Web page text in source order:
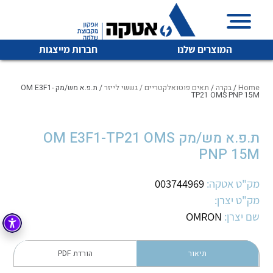
המוצרים שלנו חברות מייצגות
איכות | שרות | זמינות
אטקה בע”מ היא החברה הגדולה והמובילה בישראל בשיווק
מיתוג, בקרה , ואינסטלציה חשמלית ופעילה ב7 תחומים:
חשמל
קופסאות וארונות לחשמל, בקרה ואלקטרוניקה
לכל מוצרי היצרן לכל מוצרי היצרן
לכל מוצרי היצרן לכל מוצרי היצרן
Home
/בקרה / תאים פוטואלקטריים / גששי לייזר / ת.פ.א מש/מק OM E3F1-
TP21 OMS PNP 15M
ת.פ.א מש/מק OM E3F1-TP21 OMS
PNP 15M
מק"ט אטקה: 003744969
מק"ט יצרן:
שם יצרן: OMRON
תיאור הורדת PDF